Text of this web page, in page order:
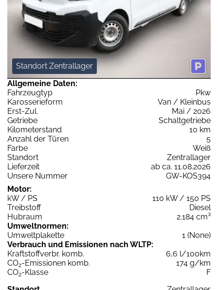
Standort Zentrallager
Allgemeine Daten:
Fahrzeugtyp
Pkw
Karosserieform
Van / Kleinbus
Erst-Zul.
Mai / 2026
Getriebe
Schaltgetriebe
Kilometerstand
10 km
Anzahl der Türen
5
Farbe
Weiß
Standort
Zentrallager
Lieferzeit
ab ca. 11.08.2026
Unsere Nummer
GW-KOS394
Motor:
kW / PS
110 kW / 150 PS
Treibstoff
Diesel
Hubraum
2.184 cm³
Umweltnormen:
Umweltplakette
1 (None)
Verbrauch und Emissionen nach WLTP:
Kraftstoffverbr. komb.
6,6 l/100km
CO2-Emissionen komb.
174 g/km
CO2-Klasse
F